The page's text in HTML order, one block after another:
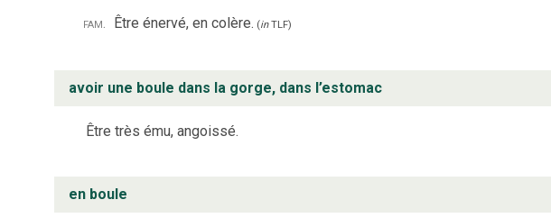
fam. Être énervé, en colère. (inTLF)
avoir une boule dans la gorge, dans l’estomac
Être très ému, angoissé.
en boule